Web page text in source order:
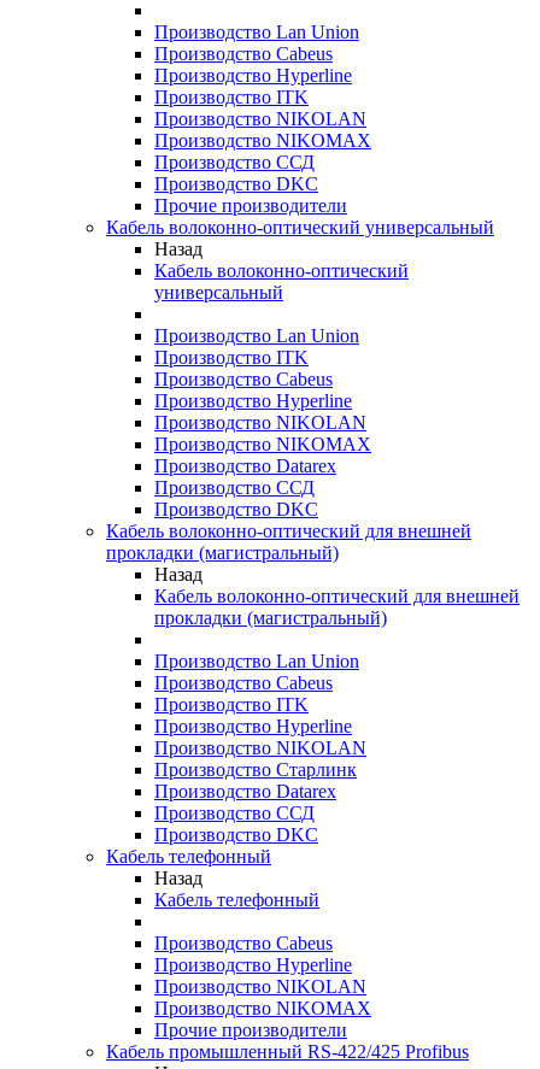
Производство Lan Union
Производство Cabeus
Производство Hyperline
Производство ITK
Производство NIKOLAN
Производство NIKOMAX
Производство ССД
Производство DKC
Прочие производители
Кабель волоконно-оптический универсальный
Назад
Кабель волоконно-оптический
универсальный
Производство Lan Union
Производство ITK
Производство Cabeus
Производство Hyperline
Производство NIKOLAN
Производство NIKOMAX
Производство Datarex
Производство ССД
Производство DKC
Кабель волоконно-оптический для внешней
прокладки (магистральный)
Назад
Кабель волоконно-оптический для внешней
прокладки (магистральный)
Производство Lan Union
Производство Cabeus
Производство ITK
Производство Hyperline
Производство NIKOLAN
Производство Старлинк
Производство Datarex
Производство ССД
Производство DKC
Кабель телефонный
Назад
Кабель телефонный
Производство Cabeus
Производство Hyperline
Производство NIKOLAN
Производство NIKOMAX
Прочие производители
Кабель промышленный RS-422/425 Profibus